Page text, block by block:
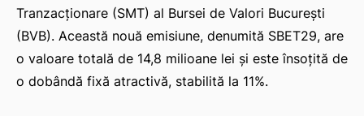
Tranzacționare (SMT) al Bursei de Valori București
(BVB). Această nouă emisiune, denumită SBET29, are
o valoare totală de 14,8 milioane lei și este însoțită de
o dobândă fixă atractivă, stabilită la 11%.